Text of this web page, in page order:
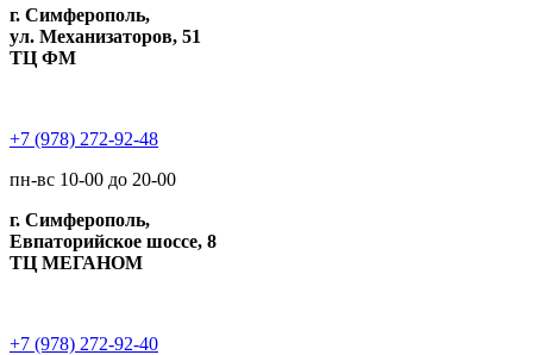
г. Симферополь,
ул. Механизаторов, 51
ТЦ ФМ
+7 (978) 272-92-48
пн-вс 10-00 до 20-00
г. Симферополь,
Евпаторийское шоссе, 8
ТЦ МЕГАНОМ
+7 (978) 272-92-40